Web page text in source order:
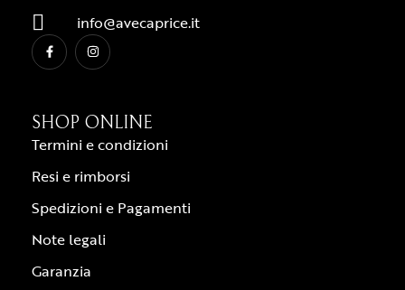
info@avecaprice.it
SHOP ONLINE
Termini e condizioni
Resi e rimborsi
Spedizioni e Pagamenti
Note legali
Garanzia